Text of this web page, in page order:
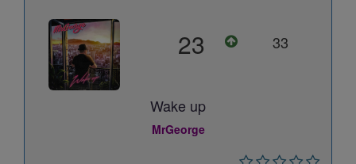
23 33
Wake up
MrGeorge